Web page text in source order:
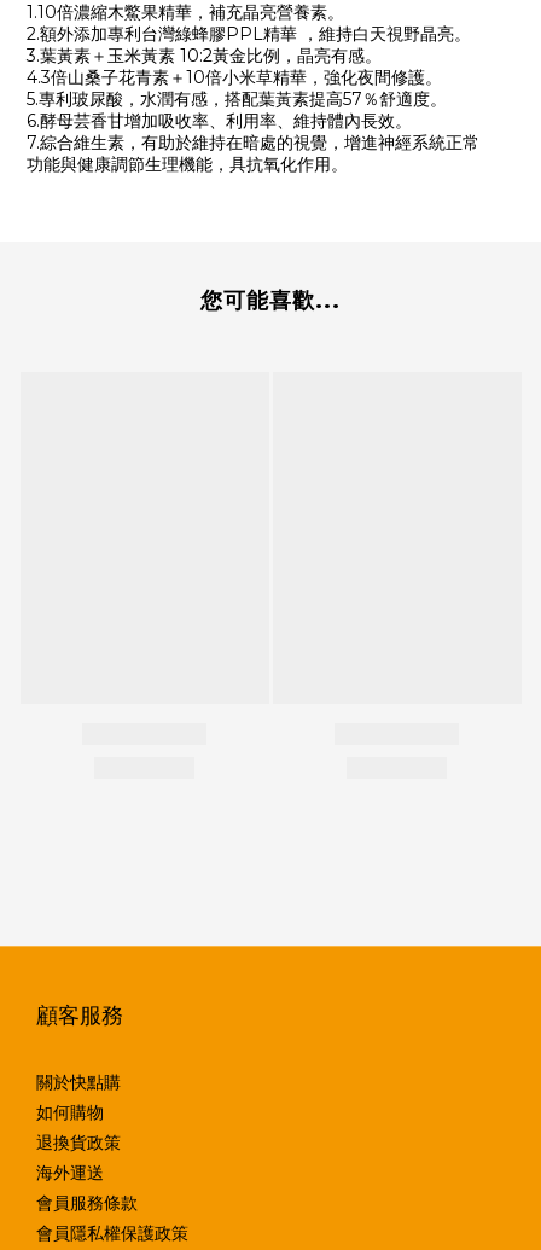
1.10倍濃縮木鱉果精華，補充晶亮營養素。
2.額外添加專利台灣綠蜂膠PPL精華 ，維持白天視野晶亮。
3.葉黃素＋玉米黃素 10:2黃金比例，晶亮有感。
4.3倍山桑子花青素＋10倍小米草精華，強化夜間修護。
5.專利玻尿酸，水潤有感，搭配葉黃素提高57％舒適度。
6.酵母芸香甘增加吸收率、利用率、維持體內長效。
7.綜合維生素，有助於維持在暗處的視覺，增進神經系統正常
功能與健康調節生理機能，具抗氧化作用。
您可能喜歡...
顧客服務
關於快點購
如何購物
退換貨政策
海外運送
會員服務條款
會員隱私權保護政策